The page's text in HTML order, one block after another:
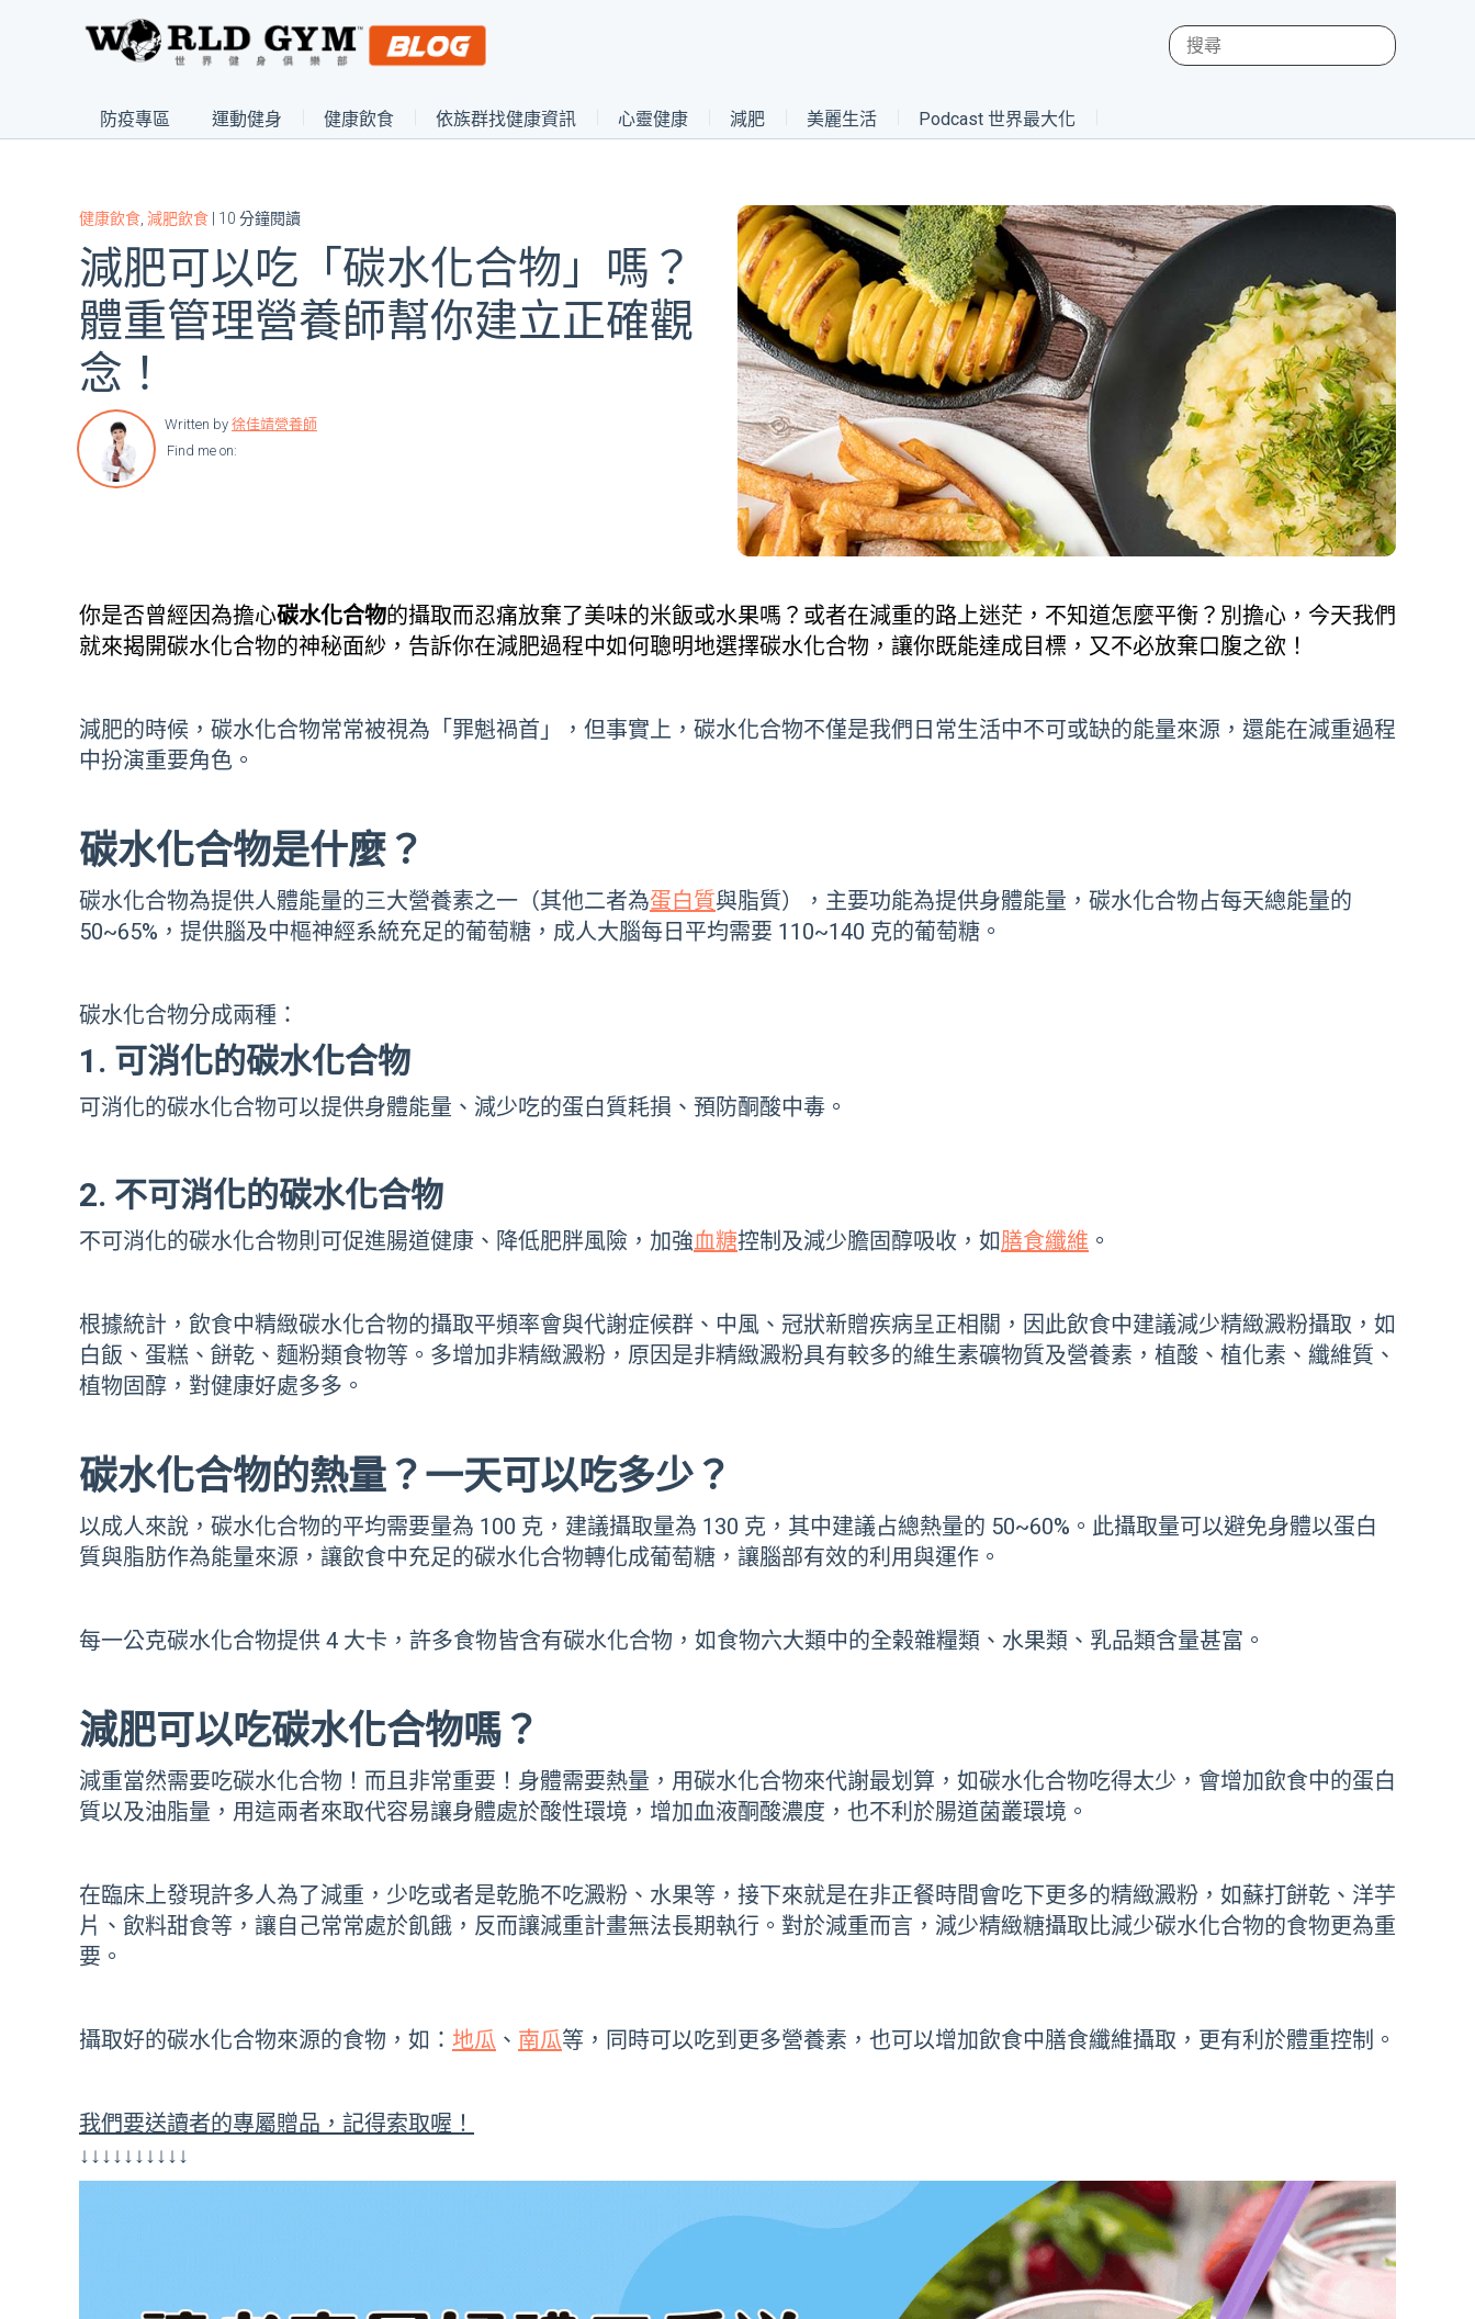
防疫專區 運動健身 健康飲食 依族群找健康資訊 心靈健康 減肥 美麗生活 Podcast 世界最大化
健康飲食 減肥飲食 | 10 分鐘閱讀
減肥可以吃「碳水化合物」嗎？
體重管理營養師幫你建立正確觀
念！
Written by 徐佳靖營養師
Find me on:
你是否曾經因為擔心碳水化合物的攝取而忍痛放棄了美味的米飯或水果嗎？或者在減重的路上迷茫，不知道怎麼平衡？別擔心，今天我們
就來揭開碳水化合物的神秘面紗，告訴你在減肥過程中如何聰明地選擇碳水化合物，讓你既能達成目標，又不必放棄口腹之欲！
減肥的時候，碳水化合物常常被視為「罪魁禍首」，但事實上，碳水化合物不僅是我們日常生活中不可或缺的能量來源，還能在減重過程
中扮演重要角色。
碳水化合物是什麼？
碳水化合物為提供人體能量的三大營養素之一（其他二者為蛋白質與脂質），主要功能為提供身體能量，碳水化合物占每天總能量的
50~65%，提供腦及中樞神經系統充足的葡萄糖，成人大腦每日平均需要 110~140 克的葡萄糖。
碳水化合物分成兩種：
1. 可消化的碳水化合物
可消化的碳水化合物可以提供身體能量、減少吃的蛋白質耗損、預防酮酸中毒。
2. 不可消化的碳水化合物
不可消化的碳水化合物則可促進腸道健康、降低肥胖風險，加強血糖控制及減少膽固醇吸收，如膳食纖維 。
根據統計，飲食中精緻碳水化合物的攝取平頻率會與代謝症候群、中風、冠狀新贈疾病呈正相關，因此飲食中建議減少精緻澱粉攝取，如
白飯、蛋糕、餅乾、麵粉類食物等。多增加非精緻澱粉，原因是非精緻澱粉具有較多的維生素礦物質及營養素，植酸、植化素、纖維質、
植物固醇，對健康好處多多。
碳水化合物的熱量？一天可以吃多少？
以成人來說，碳水化合物的平均需要量為 100 克，建議攝取量為 130 克，其中建議占總熱量的 50~60%。此攝取量可以避免身體以蛋白
質與脂肪作為能量來源，讓飲食中充足的碳水化合物轉化成葡萄糖，讓腦部有效的利用與運作。
每一公克碳水化合物提供 4 大卡，許多食物皆含有碳水化合物，如食物六大類中的全榖雜糧類、水果類、乳品類含量甚富。
減肥可以吃碳水化合物嗎？
減重當然需要吃碳水化合物！而且非常重要！身體需要熱量，用碳水化合物來代謝最划算，如碳水化合物吃得太少，會增加飲食中的蛋白
質以及油脂量，用這兩者來取代容易讓身體處於酸性環境，增加血液酮酸濃度，也不利於腸道菌叢環境。
在臨床上發現許多人為了減重，少吃或者是乾脆不吃澱粉、水果等，接下來就是在非正餐時間會吃下更多的精緻澱粉，如蘇打餅乾、洋芋
片、飲料甜食等，讓自己常常處於飢餓，反而讓減重計畫無法長期執行。對於減重而言，減少精緻糖攝取比減少碳水化合物的食物更為重
要。
攝取好的碳水化合物來源的食物，如： 地瓜 、 南瓜等，同時可以吃到更多營養素，也可以增加飲食中膳食纖維攝取，更有利於體重控制。
我們要送讀者的專屬贈品，記得索取喔！
↓↓↓↓↓↓↓↓↓↓